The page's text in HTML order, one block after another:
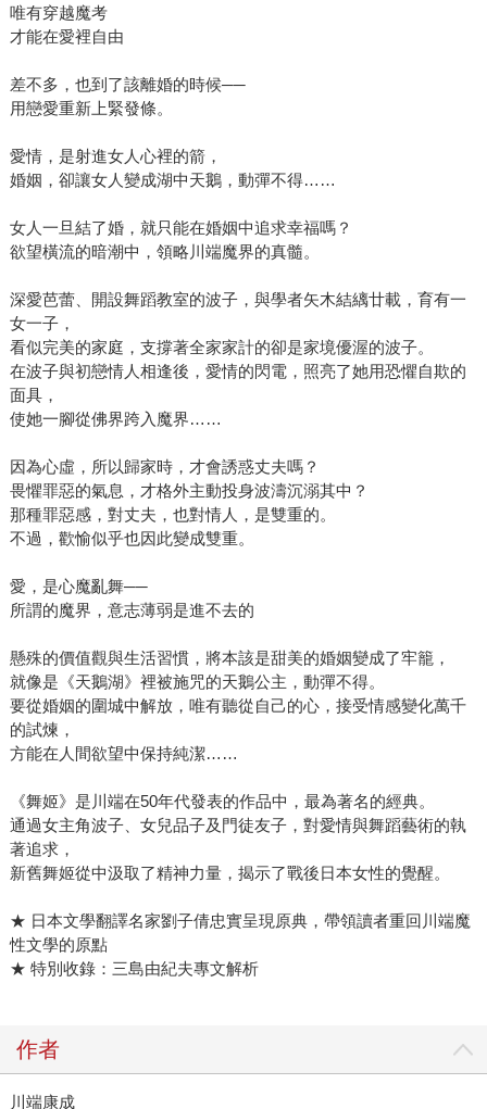
唯有穿越魔考
才能在愛裡自由
差不多，也到了該離婚的時候──
用戀愛重新上緊發條。
愛情，是射進女人心裡的箭，
婚姻，卻讓女人變成湖中天鵝，動彈不得……
女人一旦結了婚，就只能在婚姻中追求幸福嗎？
欲望橫流的暗潮中，領略川端魔界的真髓。
深愛芭蕾、開設舞蹈教室的波子，與學者矢木結縭廿載，育有一
女一子，
看似完美的家庭，支撐著全家家計的卻是家境優渥的波子。
在波子與初戀情人相逢後，愛情的閃電，照亮了她用恐懼自欺的
面具，
使她一腳從佛界跨入魔界……
因為心虛，所以歸家時，才會誘惑丈夫嗎？
畏懼罪惡的氣息，才格外主動投身波濤沉溺其中？
那種罪惡感，對丈夫，也對情人，是雙重的。
不過，歡愉似乎也因此變成雙重。
愛，是心魔亂舞──
所謂的魔界，意志薄弱是進不去的
懸殊的價值觀與生活習慣，將本該是甜美的婚姻變成了牢籠，
就像是《天鵝湖》裡被施咒的天鵝公主，動彈不得。
要從婚姻的圍城中解放，唯有聽從自己的心，接受情感變化萬千
的試煉，
方能在人間欲望中保持純潔……
《舞姬》是川端在50年代發表的作品中，最為著名的經典。
通過女主角波子、女兒品子及門徒友子，對愛情與舞蹈藝術的執
著追求，
新舊舞姬從中汲取了精神力量，揭示了戰後日本女性的覺醒。
★ 日本文學翻譯名家劉子倩忠實呈現原典，帶領讀者重回川端魔
性文學的原點
★ 特別收錄：三島由紀夫專文解析
作者
川端康成